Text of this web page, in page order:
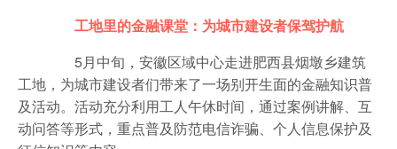
工地里的金融课堂：为城市建设者保驾护航
5月中旬，安徽区域中心走进肥西县烟墩乡建筑
工地，为城市建设者们带来了一场别开生面的金融知识普
及活动。活动充分利用工人午休时间，通过案例讲解、互
动问答等形式，重点普及防范电信诈骗、个人信息保护及